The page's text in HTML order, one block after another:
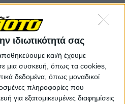
ιδιωτικότητά σας
και/ή έχουμε
μια συσκευή, όπως τα cookies,
δεδομένα, όπως μοναδικοί
πληροφορίες που
για εξατομικευμένες διαφημίσεις